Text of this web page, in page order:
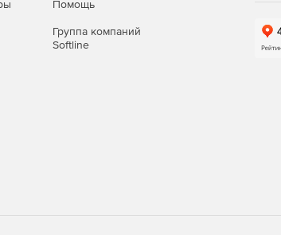
Помощь
Группа компаний
Softline